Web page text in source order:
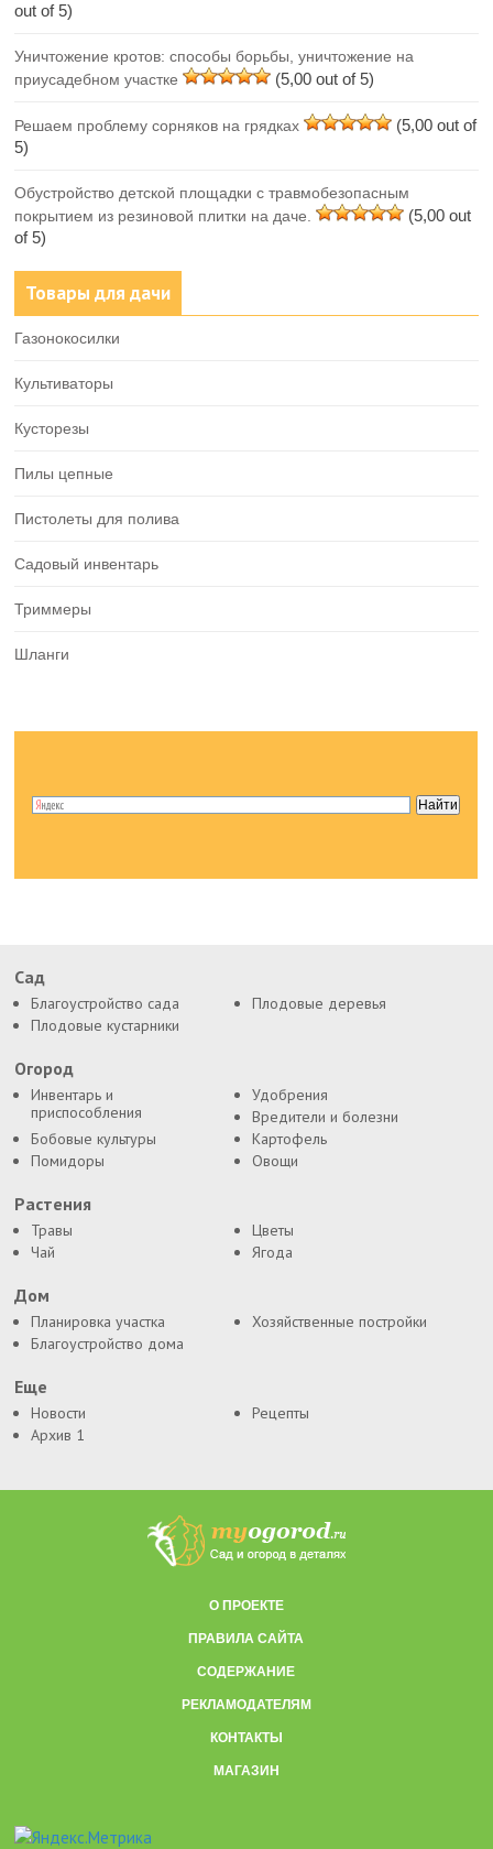
out of 5)
Уничтожение кротов: способы борьбы, уничтожение на
приусадебном участке
(5,00 out of 5)
Решаем проблему сорняков на грядках
(5,00 out of
5)
Обустройство детской площадки с травмобезопасным
покрытием из резиновой плитки на даче.
(5,00 out
of 5)
Товары для дачи
Газонокосилки
Культиваторы
Кусторезы
Пилы цепные
Пистолеты для полива
Садовый инвентарь
Триммеры
Шланги
Сад
Благоустройство сада
Плодовые деревья
Плодовые кустарники
Огород
Инвентарь и
приспособления
Удобрения
Вредители и болезни
Бобовые культуры
Картофель
Помидоры
Овощи
Растения
Травы
Цветы
Чай
Ягода
Дом
Планировка участка
Хозяйственные постройки
Благоустройство дома
Еще
Новости
Рецепты
Архив 1
О ПРОЕКТЕ
ПРАВИЛА САЙТА
СОДЕРЖАНИЕ
РЕКЛАМОДАТЕЛЯМ
КОНТАКТЫ
МАГАЗИН